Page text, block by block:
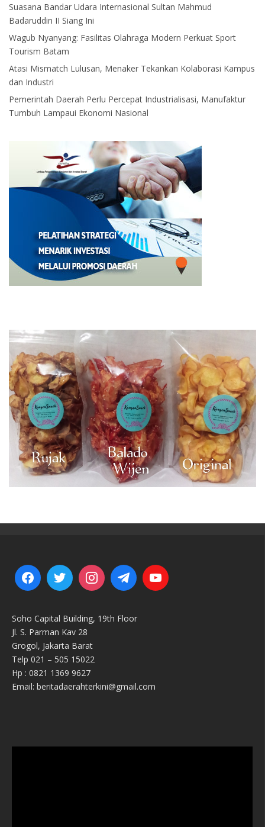
Suasana Bandar Udara Internasional Sultan Mahmud
Badaruddin II Siang Ini
Wagub Nyanyang: Fasilitas Olahraga Modern Perkuat Sport
Tourism Batam
Atasi Mismatch Lulusan, Menaker Tekankan Kolaborasi Kampus
dan Industri
Pemerintah Daerah Perlu Percepat Industrialisasi, Manufaktur
Tumbuh Lampaui Ekonomi Nasional
Soho Capital Building, 19th Floor
Jl. S. Parman Kav 28
Grogol, Jakarta Barat
Telp 021 – 505 15022
Hp : 0821 1369 9627
Email: beritadaerahterkini@gmail.com